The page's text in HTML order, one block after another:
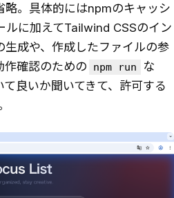
略。具体的にはnpmのキャッシ
に加えてTailwind CSSのイン
生成や、作成したファイルの参
作確認のための
npm run
な
良いか聞いてきて、許可する